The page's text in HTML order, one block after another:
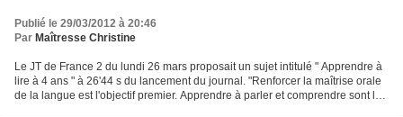
Publié le 29/03/2012 à 20:46
Par Maîtresse Christine
Le JT de France 2 du lundi 26 mars proposait un sujet intitulé " Apprendre à
lire à 4 ans " à 26'44 s du lancement du journal. "Renforcer la maîtrise orale
de la langue est l'objectif premier. Apprendre à parler et comprendre sont les